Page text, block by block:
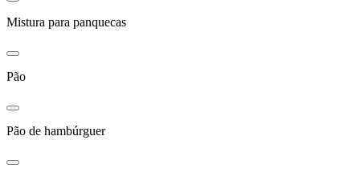
Mistura para panquecas
Pão
Pão de hambúrguer